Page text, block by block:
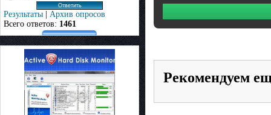
Результаты | Архив опросов
Всего ответов: 1461
Рекомендуем